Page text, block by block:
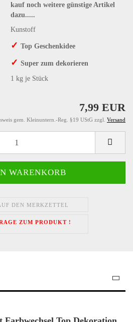
kauf noch weitere günstige Artikel
dazu.....
Kunstoff
✓Top Geschenkidee
✓Super zum dekorieren
1 kg je Stück
7,99 EUR
gem. Kleinuntern.-Reg. §19 UStG zzgl. Versand
DEN MERKZETTEL
ZUM PRODUKT !